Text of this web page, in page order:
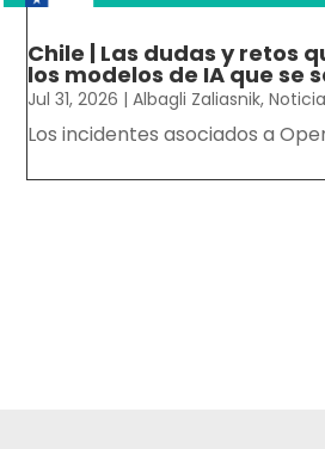
Chile | Las dudas y retos
los modelos de IA que se
Jul 31, 2026 |Albagli Zaliasnik,
Los incidentes asociados a